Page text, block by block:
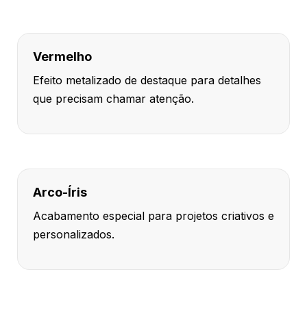
Vermelho
Efeito metalizado de destaque para detalhes
que precisam chamar atenção.
Arco-Íris
Acabamento especial para projetos criativos e
personalizados.